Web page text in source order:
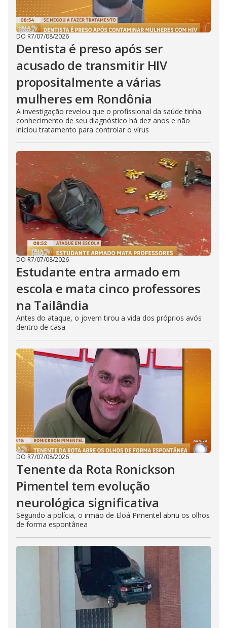
DO R7/07/08/2026
Dentista é preso após ser
acusado de transmitir HIV
propositalmente a várias
mulheres em Rondônia
A investigação revelou que o profissional da saúde tinha
conhecimento de seu diagnóstico há dez anos e não
iniciou tratamento para controlar o vírus
DO R7/07/08/2026
Estudante entra armado em
escola e mata cinco professores
na Tailândia
Antes do ataque, o jovem tirou a vida dos próprios avós
dentro de casa
DO R7/07/08/2026
Tenente da Rota Ronickson
Pimentel tem evolução
neurológica significativa
Segundo a polícia, o irmão de Eloá Pimentel abriu os olhos
de forma espontânea